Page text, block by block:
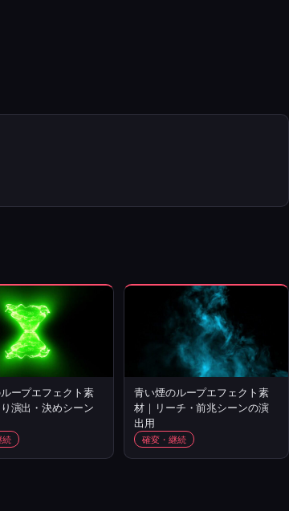
ープエフェクト素
演出・決めシーン
続
青い煙のループエフェクト素
材｜リーチ・前兆シーンの演
出用
確変・継続